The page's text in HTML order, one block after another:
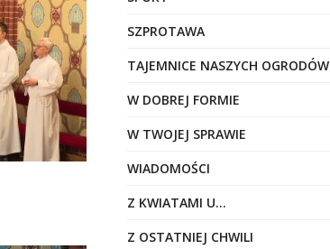
SZPROTAWA
TAJEMNICE NASZYCH OGRODÓW
W DOBREJ FORMIE
W TWOJEJ SPRAWIE
WIADOMOŚCI
Z KWIATAMI U…
Z OSTATNIEJ CHWILI